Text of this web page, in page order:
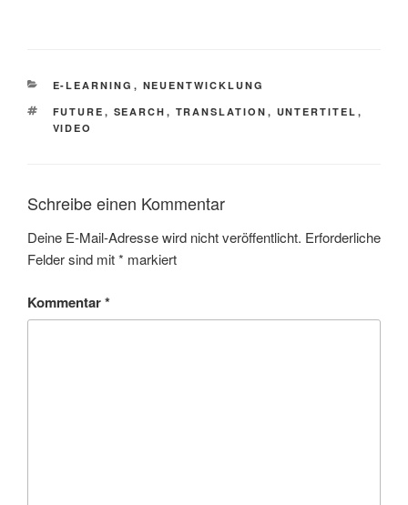
KATEGORIEN
E-LEARNING , NEUENTWICKLUNG
SCHLAGWÖRTER
FUTURE , SEARCH , TRANSLATION , UNTERTITEL ,
VIDEO
Schreibe einen Kommentar
Deine E-Mail-Adresse wird nicht veröffentlicht. Erforderliche
Felder sind mit* markiert
Kommentar*